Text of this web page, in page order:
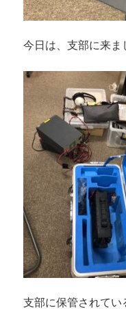
今日は、支部に来ま
支部に保管されてい